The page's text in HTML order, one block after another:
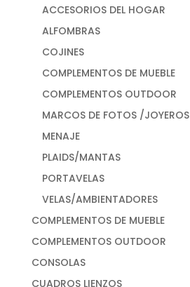
ACCESORIOS DEL HOGAR
ALFOMBRAS
COJINES
COMPLEMENTOS DE MUEBLE
COMPLEMENTOS OUTDOOR
MARCOS DE FOTOS /JOYEROS
MENAJE
PLAIDS/MANTAS
PORTAVELAS
VELAS/AMBIENTADORES
COMPLEMENTOS DE MUEBLE
COMPLEMENTOS OUTDOOR
CONSOLAS
CUADROS LIENZOS